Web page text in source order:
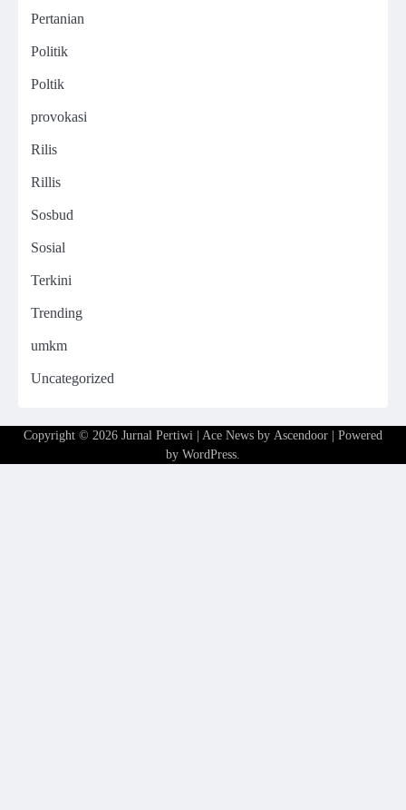
Pertanian
Politik
Poltik
provokasi
Rilis
Rillis
Sosbud
Sosial
Terkini
Trending
umkm
Uncategorized
Copyright © 2026 Jurnal Pertiwi | Ace News by Ascendoor | Powered
by WordPress.